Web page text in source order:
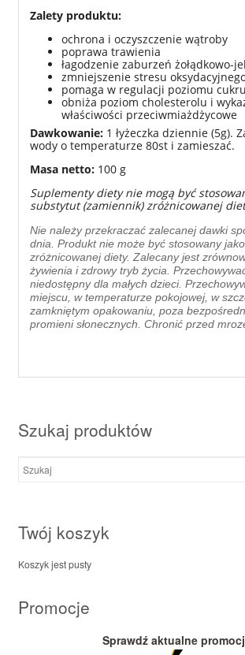
Zalety produktu:
ochrona i oczyszczenie wątroby
poprawa trawienia
łagodzenie zaburzeń żołądkowo-
zmniejszenie stresu
pomaga w regulacji poziomu
obniża poziom cholesterolu i
właściwości przeciwmiażdżycowe
Dawkowanie: 1 łyżeczka dziennie (5g).
wody o temperaturze 80st i zamieszać.
Masa netto: 100 g
Suplementy diety nie mogą być
substytut (zamiennik) zróżnicowanej
Nie należy przekraczać zalecanej dawki
dnia. Produkt nie może być stosowany
zróżnicowanej diety. Zalecany jest
żywienia i zdrowy tryb życia.
niedostępny dla małych dzieci.
miejscu, w temperaturze pokojowej, w
zamkniętym opakowaniu, poza
promieni słonecznych. Chronić przed
Szukaj produktów
Twój koszyk
Koszyk jest pusty
Promocje
Sprawdź aktualne